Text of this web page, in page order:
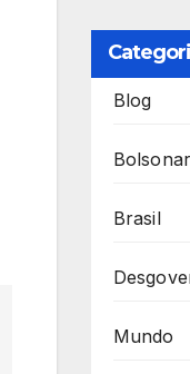
Blog
Brasil
Mundo